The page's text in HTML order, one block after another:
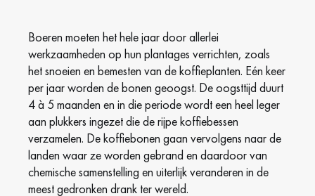
Boeren moeten het hele jaar door allerlei
werkzaamheden op hun plantages verrichten, zoals
het snoeien en bemesten van de koffieplanten. Eén keer
per jaar worden de bonen geoogst. De oogsttijd duurt
4 à 5 maanden en in die periode wordt een heel leger
aan plukkers ingezet die de rijpe koffiebessen
verzamelen. De koffiebonen gaan vervolgens naar de
landen waar ze worden gebrand en daardoor van
chemische samenstelling en uiterlijk veranderen in de
meest gedronken drank ter wereld.